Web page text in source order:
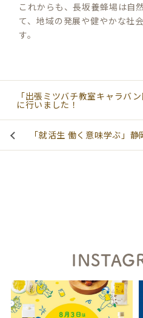
これからも、長坂養蜂場は自
て、地域の発展や健やかな社
す。
「出張ミツバチ教室キャラバ
に行いました！
「就活生 働く意味学ぶ」静